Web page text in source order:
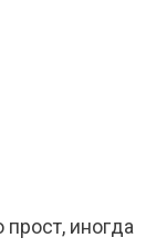
иногда